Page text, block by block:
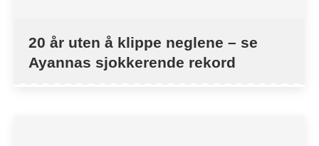
20 år uten å klippe neglene – se
Ayannas sjokkerende rekord